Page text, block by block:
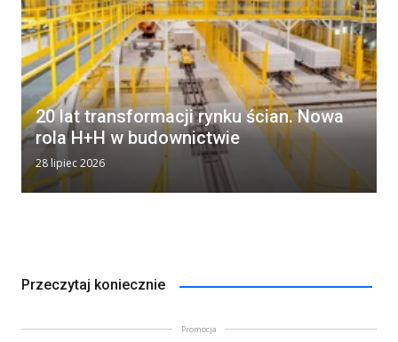
20 lat transformacji rynku ścian. Nowa
rola H+H w budownictwie
28 lipiec 2026
Przeczytaj koniecznie
Promocja